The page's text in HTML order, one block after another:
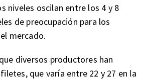
niveles oscilan entre los 4 y 8
de preocupación para los
mercado.
diversos productores han
que varía entre 22 y 27 en la